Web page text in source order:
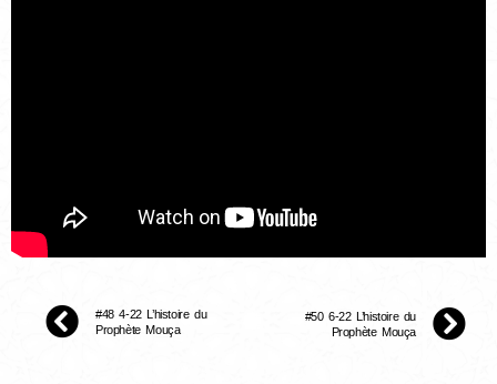
#48 4-22 L’histoire du
Prophète Mouça
#50 6-22 L’histoire du
Prophète Mouça